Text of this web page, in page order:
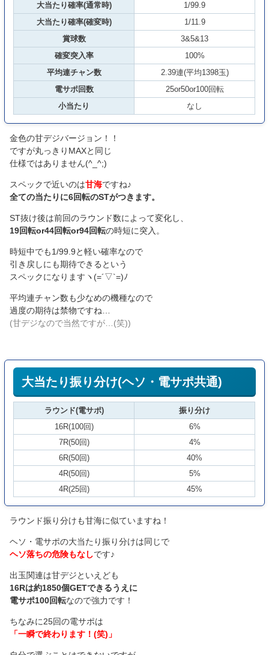
大当たり確率(通常時)
1/99.9
大当たり確率(確変時)
1/11.9
賞球数
3&5&13
確変突入率
100%
平均連チャン数
2.39連(平均1398玉)
電サポ回数
25or50or100回転
小当たり
なし
金色の甘デジバージョン！！
ですが丸っきりMAXと同じ
仕様ではありません(^_^;)
スペックで近いのは甘海ですね♪
全ての当たりに6回転のSTがつきます。
ST抜け後は前回のラウンド数によって変化し、
19回転or44回転or94回転の時短に突入。
時短中でも1/99.9と軽い確率なので
引き戻しにも期待できるという
スペックになりますヽ(=´▽`=)ﾉ
平均連チャン数も少なめの機種なので
過度の期待は禁物ですね…
(甘デジなので当然ですが…(笑))
大当たり振り分け(ヘソ・電サポ共通)
ラウンド(電サポ)
振り分け
16R(100回)
6%
7R(50回)
4%
6R(50回)
40%
4R(50回)
5%
4R(25回)
45%
ラウンド振り分けも甘海に似ていますね！
ヘソ・電サポの大当たり振り分けは同じで
ヘソ落ちの危険もなしです♪
出玉関連は甘デジといえども
16Rは約1850個GETできるうえに
電サポ100回転なので強力です！
ちなみに25回の電サポは
「一瞬で終わります！(笑)」